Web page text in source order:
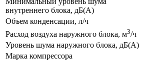
внутреннего блока, дБ(А)
Объем конденсации, л/ч
Расход воздуха наружного блока, м3/ч
Уровень шума наружного блока, дБ(А)
Марка компрессора